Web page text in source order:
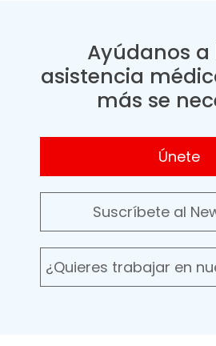
Ayúdanos a
asistencia
más se
Únete
Suscríbete al
¿Quieres trabajar en